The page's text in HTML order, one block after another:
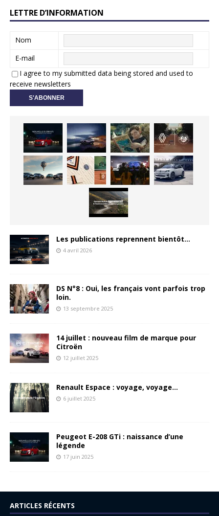
LETTRE D’INFORMATION
Nom
E-mail
I agree to my submitted data being stored and used to
receive newsletters
Les publications reprennent bientôt…
4 avril 2026
DS N°8 : Oui, les français vont parfois trop
loin.
13 septembre 2025
14 juillet : nouveau film de marque pour
Citroën
12 juillet 2025
Renault Espace : voyage, voyage…
6 juillet 2025
Peugeot E-208 GTi : naissance d’une
légende
17 juin 2025
ARTICLES RÉCENTS